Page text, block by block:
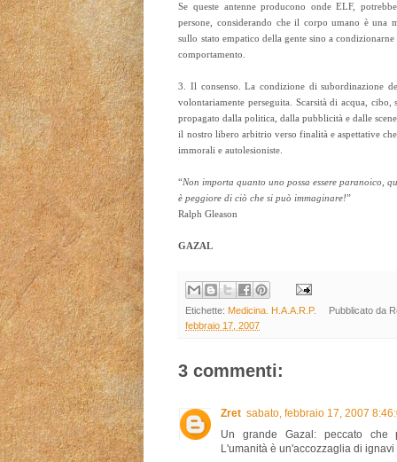
Se queste antenne producono onde ELF,
persone, considerando che il corpo umano è una
sullo stato empatico della gente sino a
comportamento.
3. Il consenso. La condizione di subordinazione
volontariamente perseguita. Scarsità di acqua, cibo,
propagato dalla politica, dalla pubblicità e dalle
il nostro libero arbitrio verso finalità e aspettative
immorali e autolesioniste.
“Non importa quanto uno possa essere paranoico,
è peggiore di ciò che si può immaginare!”
Ralph Gleason
GAZAL
Etichette: Medicina. H.A.A.R.P. Pubblicato da
febbraio 17, 2007
3 commenti:
Zret sabato, febbraio 17, 2007
Un grande Gazal: peccato che
L'umanità è un'accozzaglia di